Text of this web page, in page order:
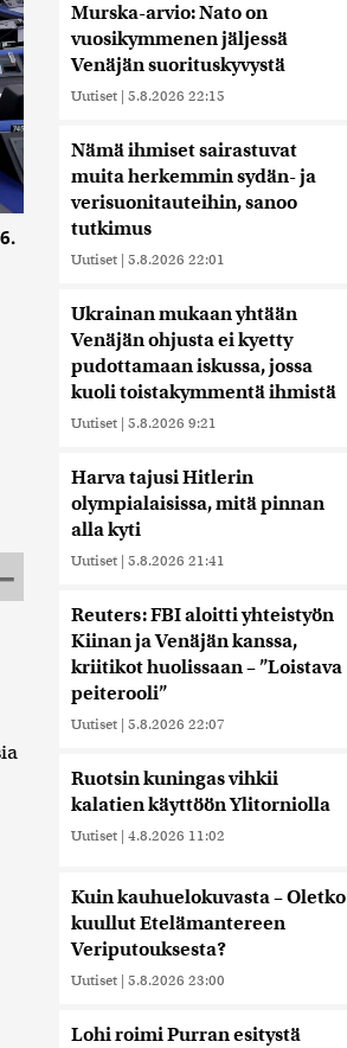
Murska-arvio: Nato on
vuosikymmenen jäljessä
Venäjän suorituskyvystä
Uutiset | 5.8.2026 22:15
Nämä ihmiset sairastuvat
muita herkemmin sydän- ja
verisuonitauteihin, sanoo
tutkimus
Uutiset | 5.8.2026 22:01
Ukrainan mukaan yhtään
Venäjän ohjusta ei kyetty
pudottamaan iskussa, jossa
kuoli toistakymmentä ihmistä
Uutiset | 5.8.2026 9:21
Harva tajusi Hitlerin
olympialaisissa, mitä pinnan
alla kyti
Uutiset | 5.8.2026 21:41
Reuters: FBI aloitti yhteistyön
Kiinan ja Venäjän kanssa,
kriitikot huolissaan – ”Loistava
peiterooli”
Uutiset | 5.8.2026 22:07
Ruotsin kuningas vihkii
kalatien käyttöön Ylitorniolla
Uutiset | 4.8.2026 11:02
Kuin kauhuelokuvasta – Oletko
kuullut Etelämantereen
Veriputouksesta?
Uutiset | 5.8.2026 23:00
Lohi roimi Purran esitystä